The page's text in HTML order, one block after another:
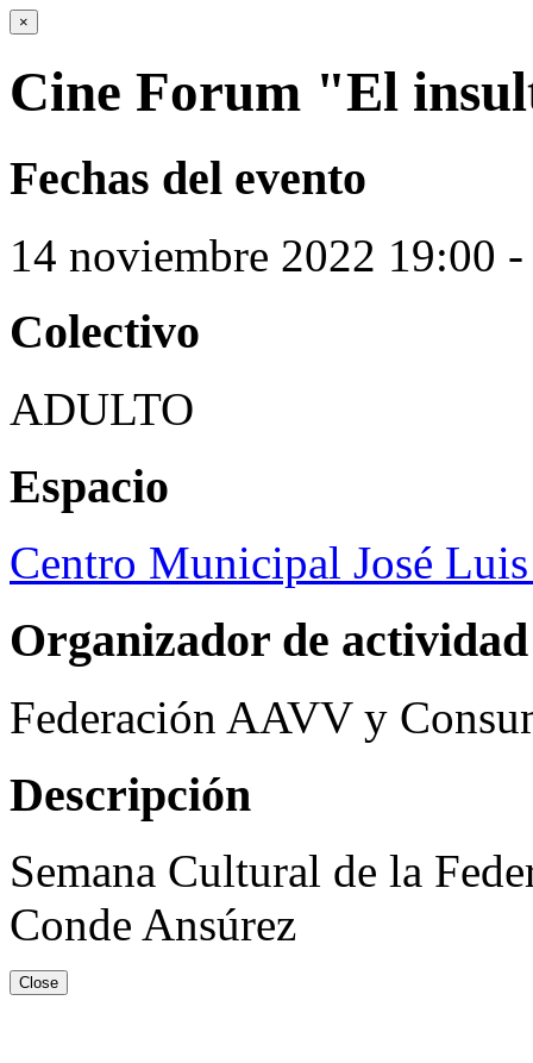
×
Cine Forum "El
Fechas del evento
14 noviembre 2022 19:00
Colectivo
ADULTO
Espacio
Centro Municipal José
Organizador de actividad
Federación AAVV y
Descripción
Semana Cultural de la
Conde Ansúrez
Close